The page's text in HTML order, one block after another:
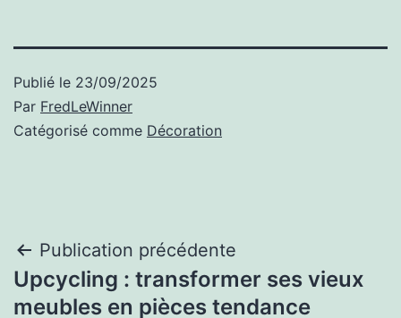
Publié le 23/09/2025
Par FredLeWinner
Catégorisé comme Décoration
Navigation
de
Publication précédente
Upcycling : transformer ses vieux
meubles en pièces tendance